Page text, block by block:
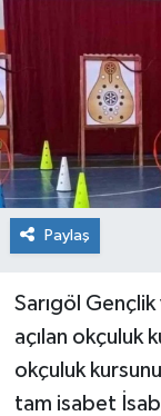
Paylaş
Sarıgöl
açılan okçuluk
okçuluk
tam isabet